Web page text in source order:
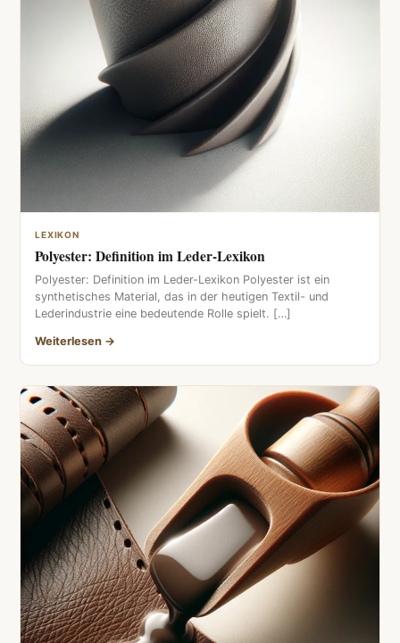
LEXIKON
Polyester: Definition im Leder-Lexikon
Polyester: Definition im Leder-Lexikon Polyester ist ein
synthetisches Material, das in der heutigen Textil- und
Lederindustrie eine bedeutende Rolle spielt. […]
Weiterlesen →